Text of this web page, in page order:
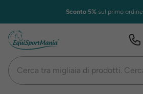
Sconto 5% sul primo ordine